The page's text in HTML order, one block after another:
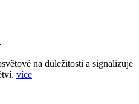
na důležitosti a signalizuje
více